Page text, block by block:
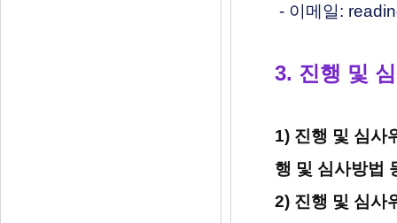
- 이메일:
3. 진행 및
1) 진행 및 심사
행 및 심사방법
2) 진행 및 심사